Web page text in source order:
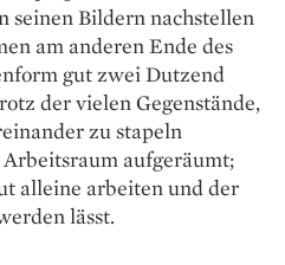
seinen Bildern nachstellen
am anderen Ende des
gut zwei Dutzend
der vielen Gegenstände,
zu stapeln
aufgeräumt;
alleine arbeiten und der
lässt.